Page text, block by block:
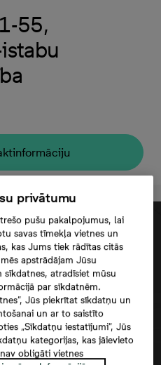
55,
puses datu
privātumu
pušu pakalpojumus, lai
savas tīmekļa vietnes un
kas Jums tiek rādītas citās
apstrādājam Jūsu
sīkdatnes, atradīsiet mūsu
par sīkdatnēm.
Jūs piekrītat sīkdatņu un
un ar to saistīto
„Sīkdatņu iestatījumi”, Jūs
kategorijas, kas jāievieto
obligāti vietnes